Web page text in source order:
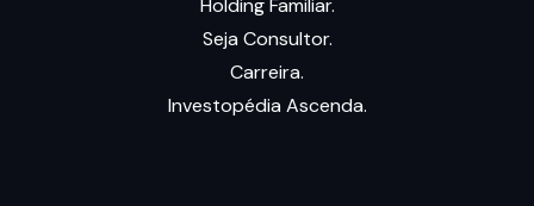
Holding Familiar.
Seja Consultor.
Carreira.
Investopédia Ascenda.